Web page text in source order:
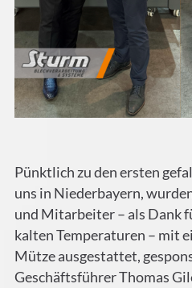
Pünktlich zu den ersten
uns in Niederbayern,
und Mitarbeiter – als Dank
kalten Temperaturen – mit
Mütze ausgestattet,
Geschäftsführer Thomas